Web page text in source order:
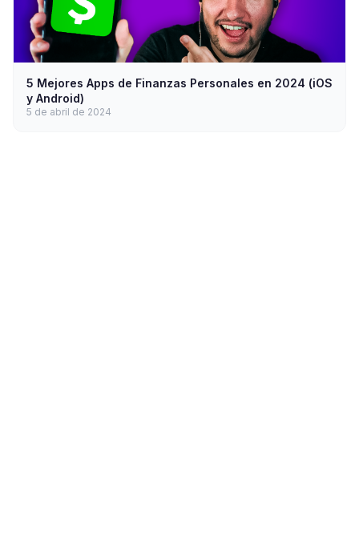
5 Mejores Apps de Finanzas Personales en 2024 (iOS
y Android)
5 de abril de 2024